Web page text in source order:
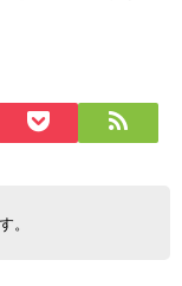
。